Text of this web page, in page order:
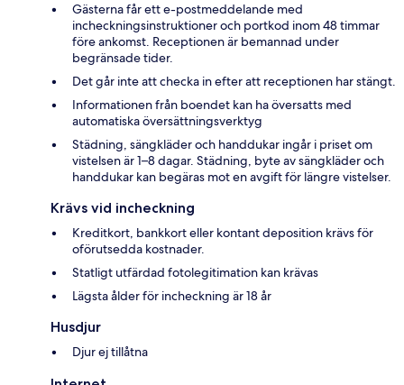
Gästerna får ett e-postmeddelande med
incheckningsinstruktioner och portkod inom 48 timmar
före ankomst. Receptionen är bemannad under
begränsade tider.
Det går inte att checka in efter att receptionen har stängt.
Informationen från boendet kan ha översatts med
automatiska översättningsverktyg
Städning, sängkläder och handdukar ingår i priset om
vistelsen är 1–8 dagar. Städning, byte av sängkläder och
handdukar kan begäras mot en avgift för längre vistelser.
Krävs vid incheckning
Kreditkort, bankkort eller kontant deposition krävs för
oförutsedda kostnader.
Statligt utfärdad fotolegitimation kan krävas
Lägsta ålder för incheckning är 18 år
Husdjur
Djur ej tillåtna